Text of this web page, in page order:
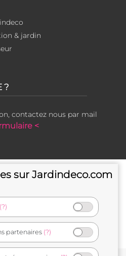
& jardin
?
contactez nous par mail
<
français
sur Jardindeco.com
(?)
partenaires (?)